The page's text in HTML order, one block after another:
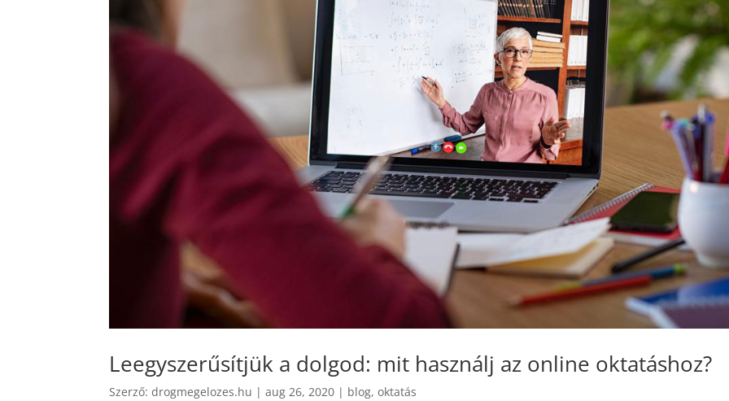
Leegyszerűsítjük a dolgod: mit használj az online oktatáshoz?
Szerző:drogmegelozes.hu |aug 26, 2020 | blog,oktatás